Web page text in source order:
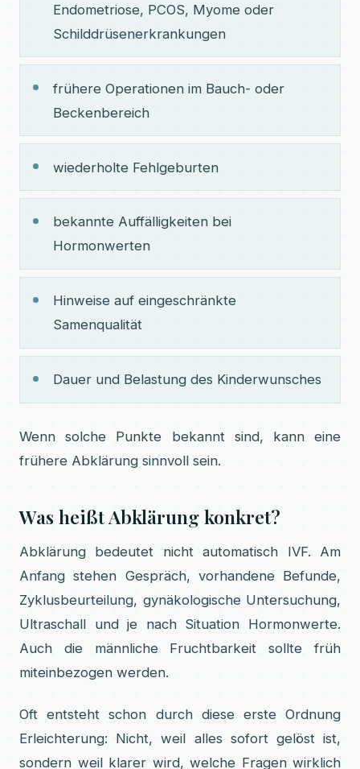
Endometriose, PCOS, Myome oder
Schilddrüsenerkrankungen
frühere Operationen im Bauch- oder
Beckenbereich
wiederholte Fehlgeburten
bekannte Auffälligkeiten bei
Hormonwerten
Hinweise auf eingeschränkte
Samenqualität
Dauer und Belastung des Kinderwunsches
Wenn solche Punkte bekannt sind, kann eine
frühere Abklärung sinnvoll sein.
Was heißt Abklärung konkret?
Abklärung bedeutet nicht automatisch IVF. Am
Anfang stehen Gespräch, vorhandene Befunde,
Zyklusbeurteilung, gynäkologische Untersuchung,
Ultraschall und je nach Situation Hormonwerte.
Auch die männliche Fruchtbarkeit sollte früh
miteinbezogen werden.
Oft entsteht schon durch diese erste Ordnung
Erleichterung: Nicht, weil alles sofort gelöst ist,
sondern weil klarer wird, welche Fragen wirklich